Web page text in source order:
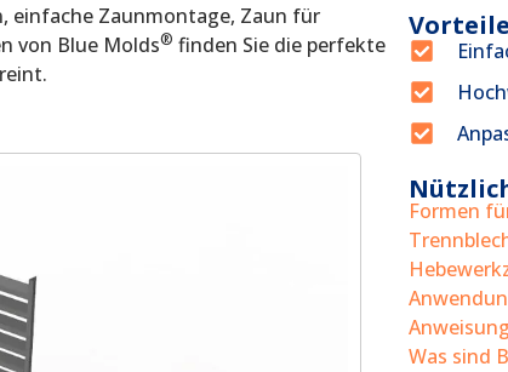
einfache Zaunmontage, Zaun für
von Blue Molds® finden Sie die perfekte
Vorteile
Formen
Was sind